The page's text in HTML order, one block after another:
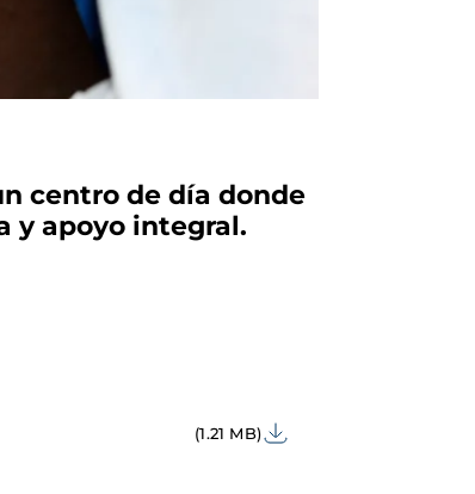
centro de día donde
y apoyo integral.
(1.21 MB)